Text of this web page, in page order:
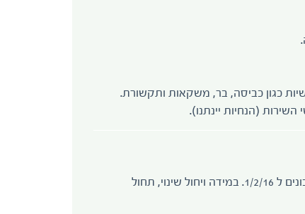
כגון כביסה, בר, משקאות ותקשורת.
(הנחיות יינתנו).
מחיר השייט נגזר ממחירי הדלק הנכונים ל 1/2/16. במידה ויחול שינוי, תחול